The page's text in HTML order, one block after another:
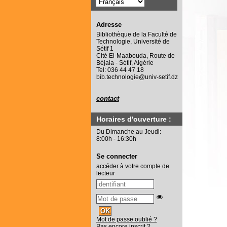
Adresse
Bibliothèque de la Faculté de
Technologie, Université de
Sétif 1
Cité El-Maabouda, Route de
Béjaia - Sétif, Algérie
Tel: 036 44 47 18
bib.technologie@univ-setif.dz
contact
Horaires d'ouverture :
Du Dimanche au Jeudi:
8:00h - 16:30h
Se connecter
accéder à votre compte de
lecteur
Mot de passe oublié ?